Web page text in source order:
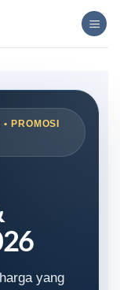
PROMOSI
yang